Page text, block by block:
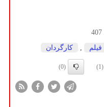
407
فیلم كارگردان
(1)
(0)